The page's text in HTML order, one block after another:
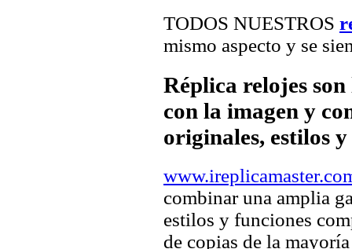
TODOS NUESTROS
mismo aspecto y se
Réplica relojes
con la imagen y
originales, estilos
combinar una amplia
estilos y funciones
de copias de la